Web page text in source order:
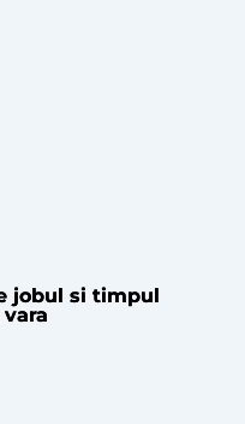
jobul si timpul